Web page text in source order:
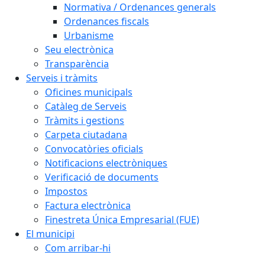
Normativa / Ordenances generals
Ordenances fiscals
Urbanisme
Seu electrònica
Transparència
Serveis i tràmits
Oficines municipals
Catàleg de Serveis
Tràmits i gestions
Carpeta ciutadana
Convocatòries oficials
Notificacions electròniques
Verificació de documents
Impostos
Factura electrònica
Finestreta Única Empresarial (FUE)
El municipi
Com arribar-hi